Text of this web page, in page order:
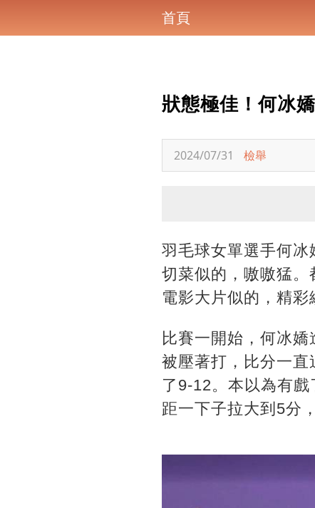
首頁
狀態極佳！何冰
2024/07/31 檢舉
羽毛球女單選手何
切菜似的，嗷嗷猛
電影大片似的，精彩
比賽一開始，何冰
被壓著打，比分一直
了9-12。本以為有
距一下子拉大到5分